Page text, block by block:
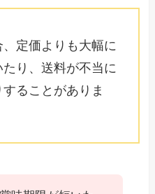
定価よりも大幅に
り、送料が不当に
ることがありま